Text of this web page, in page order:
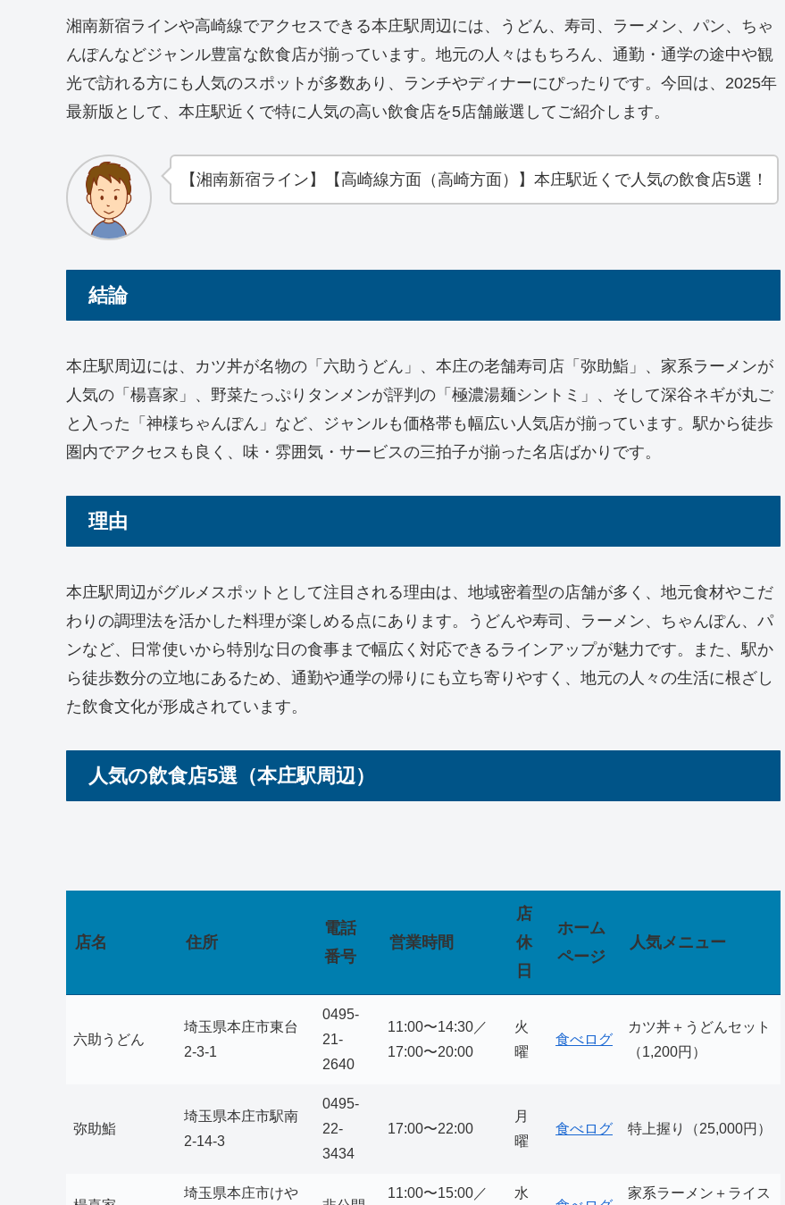
湘南新宿ラインや高崎線でアクセスできる本庄駅周辺には、うどん、寿司、ラーメン、パン、ちゃ
んぽんなどジャンル豊富な飲食店が揃っています。地元の人々はもちろん、通勤・通学の途中や観
光で訪れる方にも人気のスポットが多数あり、ランチやディナーにぴったりです。今回は、2025年
最新版として、本庄駅近くで特に人気の高い飲食店を5店舗厳選してご紹介します。
【湘南新宿ライン】【高崎線方面（高崎方面）】本庄駅近くで人気の飲食店5選！
結論
本庄駅周辺には、カツ丼が名物の「六助うどん」、本庄の老舗寿司店「弥助鮨」、家系ラーメンが
人気の「楊喜家」、野菜たっぷりタンメンが評判の「極濃湯麺シントミ」、そして深谷ネギが丸ご
と入った「神様ちゃんぽん」など、ジャンルも価格帯も幅広い人気店が揃っています。駅から徒歩
圏内でアクセスも良く、味・雰囲気・サービスの三拍子が揃った名店ばかりです。
理由
本庄駅周辺がグルメスポットとして注目される理由は、地域密着型の店舗が多く、地元食材やこだ
わりの調理法を活かした料理が楽しめる点にあります。うどんや寿司、ラーメン、ちゃんぽん、パ
ンなど、日常使いから特別な日の食事まで幅広く対応できるラインアップが魅力です。また、駅か
ら徒歩数分の立地にあるため、通勤や通学の帰りにも立ち寄りやすく、地元の人々の生活に根ざし
た飲食文化が形成されています。
人気の飲食店5選（本庄駅周辺）
店名 住所
電話
番号
営業時間
店
休
日
ホーム
ページ
人気メニュー
六助うどん
埼玉県本庄市東台
2-3-1
0495-
21-
2640
11:00〜14:30／
17:00〜20:00
火
曜
食べログ
カツ丼＋うどんセット
（1,200円）
弥助鮨
埼玉県本庄市駅南
2-14-3
0495-
22-
3434
17:00〜22:00
月
曜
食べログ 特上握り（25,000円）
埼玉県本庄市けや
11:00〜15:00／
水
家系ラーメン＋ライス